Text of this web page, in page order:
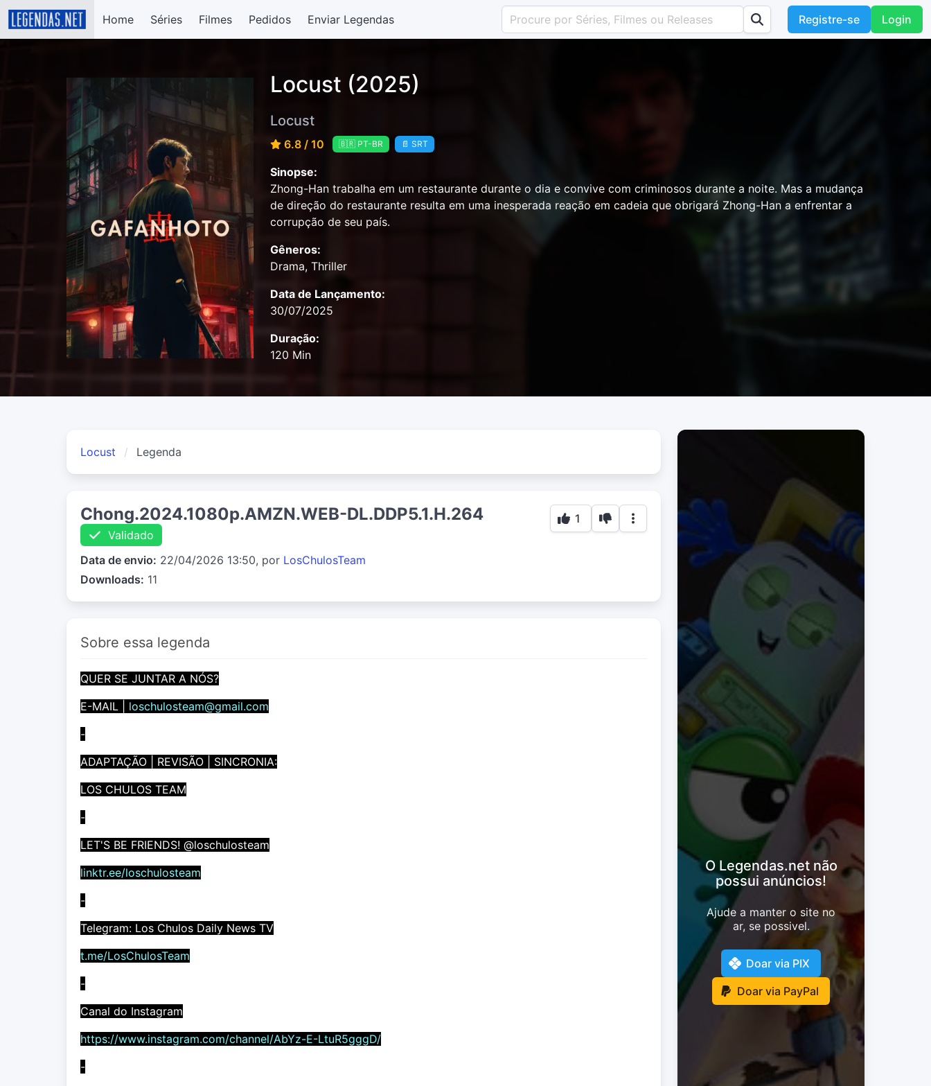
Home Séries Filmes Pedidos Enviar Legendas Registre-se Login
Locust (2025)
Locust
6.8 / 10 🇧🇷 PT-BR 📄 SRT
Sinopse:
Zhong-Han trabalha em um restaurante durante o dia e convive com criminosos durante a noite. Mas a mudança
de direção do restaurante resulta em uma inesperada reação em cadeia que obrigará Zhong-Han a enfrentar a
corrupção de seu país.
Gêneros:
Drama, Thriller
Data de Lançamento:
30/07/2025
Duração:
120 Min
Locust Legenda
Chong.2024.1080p.AMZN.WEB-DL.DDP5.1.H.264
Validado
Data de envio: 22/04/2026 13:50, por LosChulosTeam
Downloads: 11
1
Sobre essa legenda
QUER SE JUNTAR A NÓS?
E-MAIL | loschulosteam@gmail.com
-
ADAPTAÇÃO | REVISÃO | SINCRONIA:
LOS CHULOS TEAM
-
LET'S BE FRIENDS! @loschulosteam
linktr.ee/loschulosteam
-
Telegram: Los Chulos Daily News TV
t.me/LosChulosTeam
-
Canal do Instagram
https://www.instagram.com/channel/AbYz-E-LtuR5gggD/
-
O Legendas.net não
possui anúncios!
Ajude a manter o site no
ar, se possivel.
Doar via PIX
Doar via PayPal